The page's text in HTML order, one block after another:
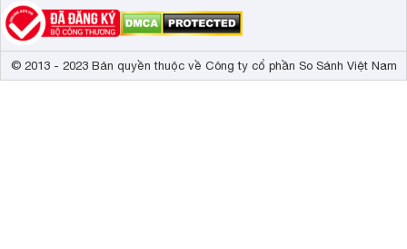
© 2013 - 2023 Bản quyền thuộc về Công ty cổ phần So Sánh Việt Nam